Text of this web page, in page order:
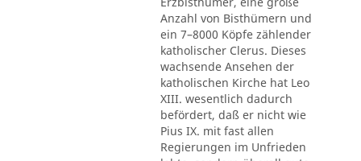
Anzahl von Bisthümern und
ein 7–8000 Köpfe zählender
katholischer Clerus. Dieses
wachsende Ansehen der
katholischen Kirche hat Leo
XIII. wesentlich dadurch
befördert, daß er nicht wie
Pius IX. mit fast allen
Regierungen im Unfrieden